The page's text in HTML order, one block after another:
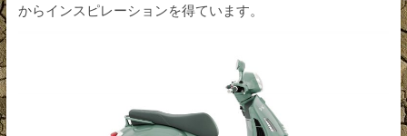
からインスピレーションを得ています。